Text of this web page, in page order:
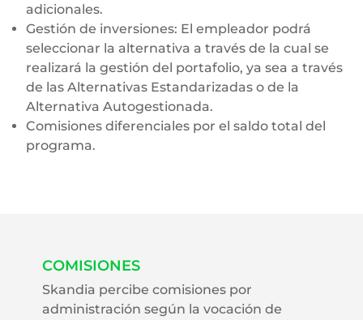
adicionales.
Gestión de inversiones: El empleador podrá
seleccionar la alternativa a través de la cual se
realizará la gestión del portafolio, ya sea a través
de las Alternativas Estandarizadas o de la
Alternativa Autogestionada.
Comisiones diferenciales por el saldo total del
programa.
COMISIONES
Skandia percibe comisiones por
administración según la vocación de